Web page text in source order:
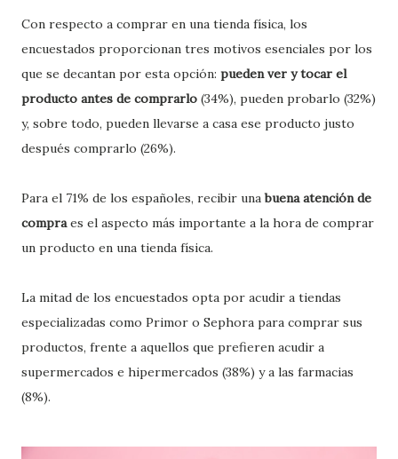
Con respecto a comprar en una tienda física, los
encuestados proporcionan tres motivos esenciales por los
que se decantan por esta opción: pueden ver y tocar el
producto antes de comprarlo (34%), pueden probarlo (32%)
y, sobre todo, pueden llevarse a casa ese producto justo
después comprarlo (26%).
Para el 71% de los españoles, recibir unabuena atención de
compraes el aspecto más importante a la hora de comprar
un producto en una tienda física.
La mitad de los encuestados opta por acudir a tiendas
especializadas como Primor o Sephora para comprar sus
productos, frente a aquellos que prefieren acudir a
supermercados e hipermercados (38%) y a las farmacias
(8%).